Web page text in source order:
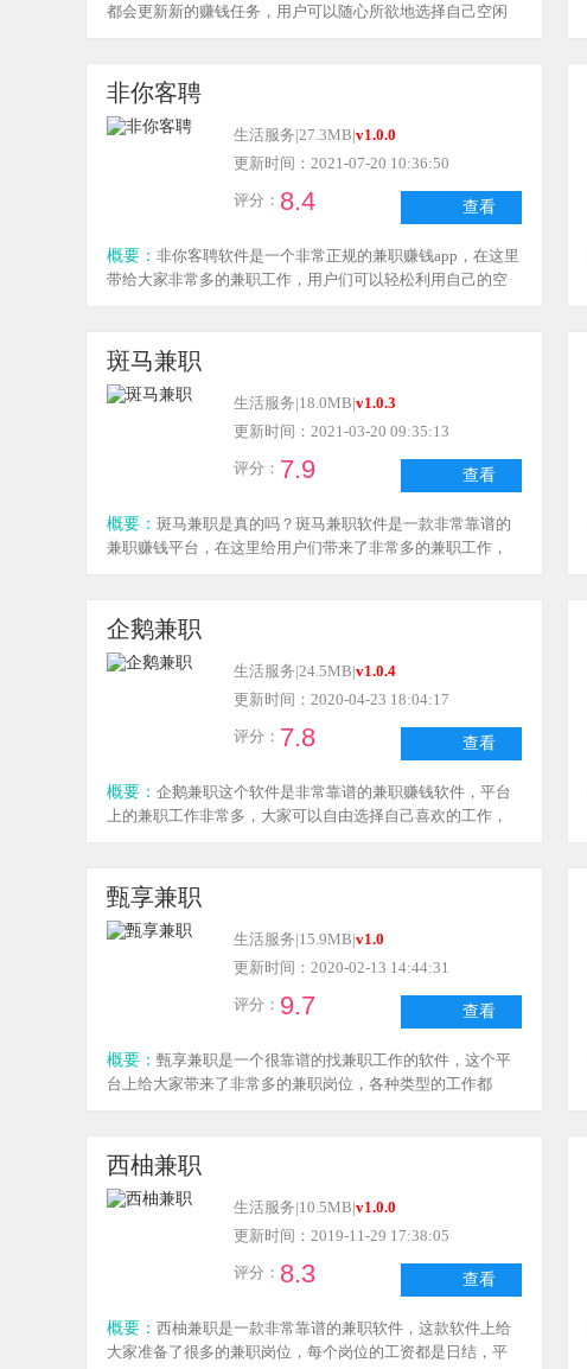
都会更新新的赚钱任务，用户可以随心所欲地选择自己空闲
非你客聘
查看
生活服务|27.3MB|v1.0.0
更新时间：2021-07-20 10:36:50
评分： 8.4
概要： 非你客聘软件是一个非常正规的兼职赚钱app，在这里
带给大家非常多的兼职工作，用户们可以轻松利用自己的空
客聘app试试吧！
斑马兼职
查看
生活服务|18.0MB|v1.0.3
更新时间：2021-03-20 09:35:13
评分： 7.9
概要： 斑马兼职是真的吗？斑马兼职软件是一款非常靠谱的
兼职赚钱平台，在这里给用户们带来了非常多的兼职工作，
吧！
企鹅兼职
查看
生活服务|24.5MB|v1.0.4
更新时间：2020-04-23 18:04:17
评分： 7.8
概要： 企鹅兼职这个软件是非常靠谱的兼职赚钱软件，平台
上的兼职工作非常多，大家可以自由选择自己喜欢的工作，
软件试试吧！
甄享兼职
查看
生活服务|15.9MB|v1.0
更新时间：2020-02-13 14:44:31
评分： 9.7
概要： 甄享兼职是一个很靠谱的找兼职工作的软件，这个平
台上给大家带来了非常多的兼职岗位，各种类型的工作都
那就来下载甄享兼职试试吧！
西柚兼职
查看
生活服务|10.5MB|v1.0.0
更新时间：2019-11-29 17:38:05
评分： 8.3
概要： 西柚兼职是一款非常靠谱的兼职软件，这款软件上给
大家准备了很多的兼职岗位，每个岗位的工资都是日结，平